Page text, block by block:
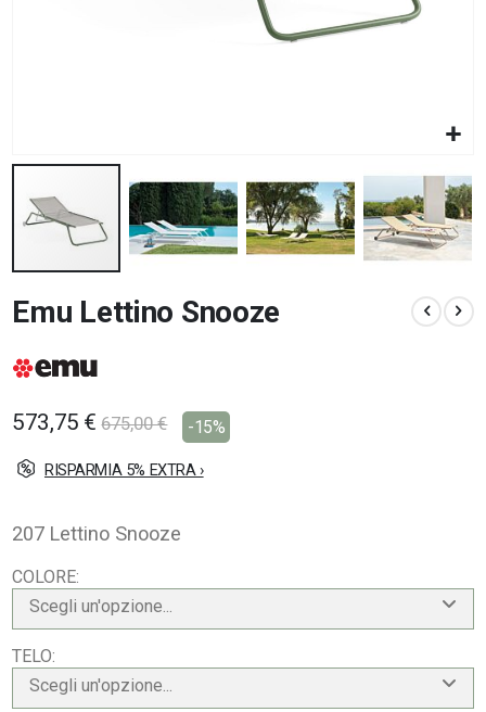
all'inizio
della
di
Emu Lettino Snooze
573,75 € 675,00 € -15%
RISPARMIA 5% EXTRA ›
207 Lettino Snooze
COLORE
Scegli un'opzione...
TELO
Scegli un'opzione...